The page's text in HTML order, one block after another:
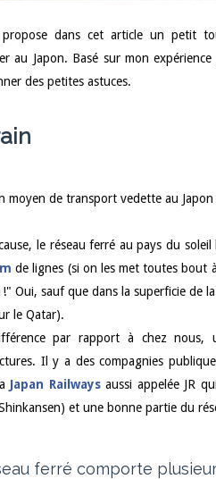
propose dans cet article un petit
au Japon. Basé sur mon
des petites astuces.
moyen de transport vedette au
le réseau ferré au pays du
de lignes (si on les met toutes bout
Oui, sauf que dans la superficie de
le Qatar).
par rapport à chez nous,
Il y a des compagnies
Japan Railwaysaussi appelée JR
et une bonne partie du
ferré comporte